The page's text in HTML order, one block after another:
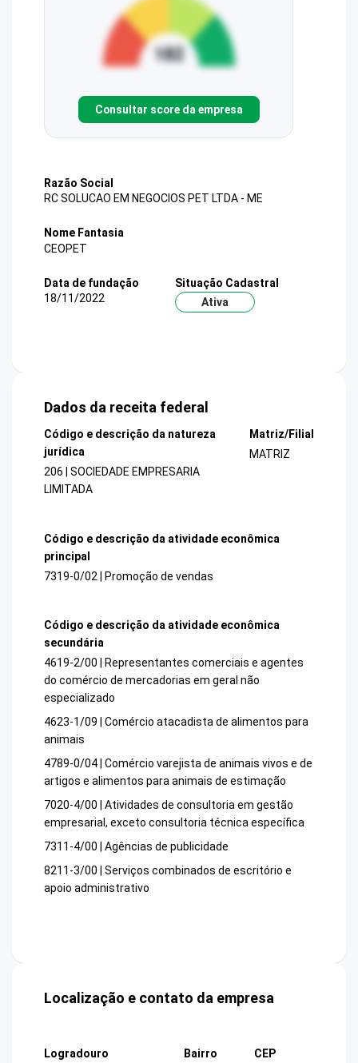
Consultar score da empresa
Razão Social
RC SOLUCAO EM NEGOCIOS PET LTDA - ME
Nome Fantasia
CEOPET
Data de fundação
18/11/2022
Situação Cadastral
Ativa
Dados da receita federal
Código e descrição da natureza
jurídica
206 | SOCIEDADE EMPRESARIA
LIMITADA
Matriz/Filial
MATRIZ
Código e descrição da atividade econômica
principal
7319-0/02 | Promoção de vendas
Código e descrição da atividade econômica
secundária
4619-2/00 | Representantes comerciais e agentes
do comércio de mercadorias em geral não
especializado
4623-1/09 | Comércio atacadista de alimentos para
animais
4789-0/04 | Comércio varejista de animais vivos e de
artigos e alimentos para animais de estimação
7020-4/00 | Atividades de consultoria em gestão
empresarial, exceto consultoria técnica específica
7311-4/00 | Agências de publicidade
8211-3/00 | Serviços combinados de escritório e
apoio administrativo
Localização e contato da empresa
Logradouro
Bairro
CEP